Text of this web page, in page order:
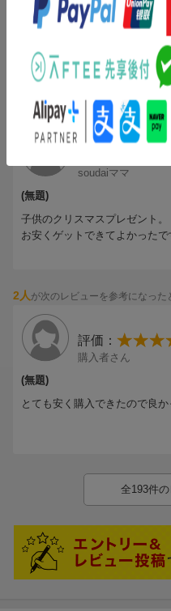
●Aでマリオ、Bでルイージを操
フィールドやバトルでは、A
ラクターを操作します。
●はじめての方でも安心
あるので安心。
元々、Sony派なのでDSill以降
のですが、NEWバージョンの
しそうなゲームを物色してい
てみました。
評判が良いゲームでしたが、
な作りこみで、RPGの中にも
しめるかと思います。
流石にストーリー部分では大
が、モンハンを筆頭に近年複
ラが逐次説明してくれますか
れます。
の設定は初めからある程度で
また、このRPGシリーズは古
★はコスパを鑑み、満点をつけ
ったのでマイナス１つとさせ
が次のレビューを参考になっ
soudaiママ
(無題)
子供のクリスマスプレゼント。
お安くゲットできてよかったで
2人 が次のレビューを参考になった
評価：
購入者さん
(無題)
とても安く購入できたので良
全193件